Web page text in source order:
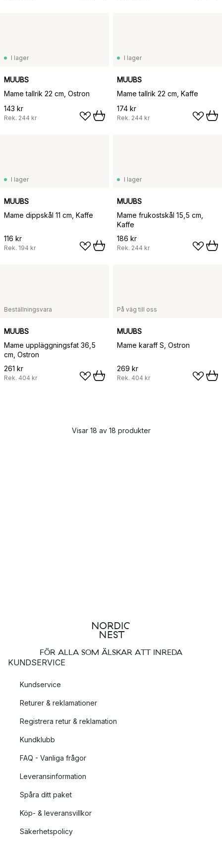
I lager
MUUBS
Mame tallrik 22 cm, Ostron
143 kr
Rek. 244 kr
I lager
MUUBS
Mame tallrik 22 cm, Kaffe
174 kr
Rek. 244 kr
I lager
MUUBS
Mame dippskål 11 cm, Kaffe
116 kr
Rek. 194 kr
I lager
MUUBS
Mame frukostskål 15,5 cm,
Kaffe
186 kr
Rek. 244 kr
Beställningsvara
MUUBS
Mame uppläggningsfat 36,5
cm, Ostron
261 kr
Rek. 404 kr
På väg till oss
MUUBS
Mame karaff S, Ostron
269 kr
Rek. 404 kr
Visar 18 av 18 produkter
FÖR ALLA SOM ÄLSKAR ATT INREDA
KUNDSERVICE
Kundservice
Returer & reklamationer
Registrera retur & reklamation
Kundklubb
FAQ - Vanliga frågor
Leveransinformation
Spåra ditt paket
Köp- & leveransvillkor
Säkerhetspolicy